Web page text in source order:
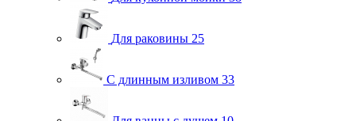
Для раковины 25
С длинным изливом 33